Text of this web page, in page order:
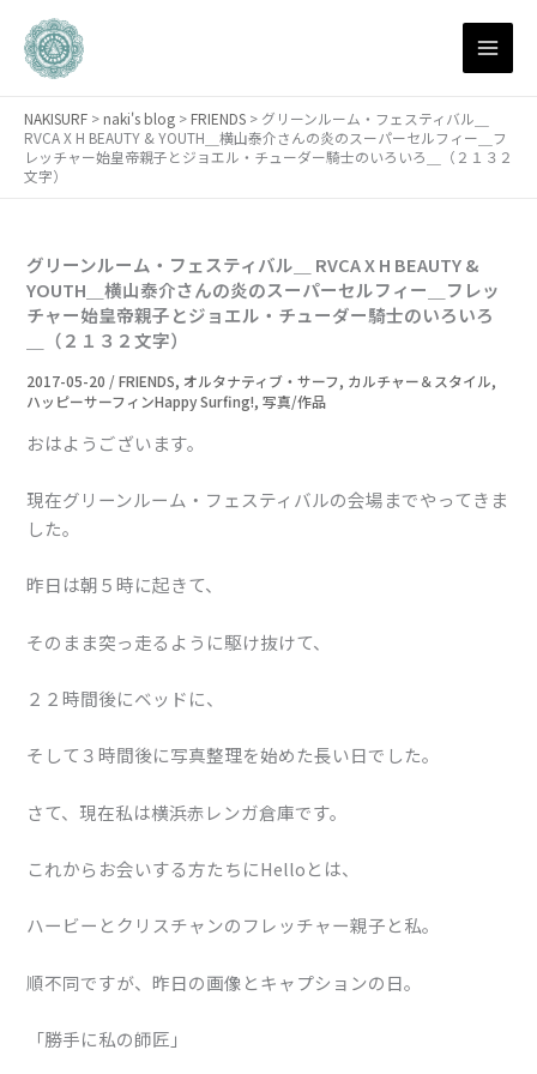
NAKISURF > naki's blog > FRIENDS > グリーンルーム・フェスティバル＿
RVCA X H BEAUTY & YOUTH＿横山泰介さんの炎のスーパーセルフィー＿フ
レッチャー始皇帝親子とジョエル・チューダー騎士のいろいろ＿（２１３２
文字）
グリーンルーム・フェスティバル＿ RVCA X H BEAUTY &
YOUTH＿横山泰介さんの炎のスーパーセルフィー＿フレッ
チャー始皇帝親子とジョエル・チューダー騎士のいろいろ
＿（２１３２文字）
2017-05-20 /FRIENDS, オルタナティブ・サーフ, カルチャー＆スタイル,
ハッピーサーフィンHappy Surfing!,写真/作品
おはようございます。
現在グリーンルーム・フェスティバルの会場までやってきま
した。
昨日は朝５時に起きて、
そのまま突っ走るように駆け抜けて、
２２時間後にベッドに、
そして３時間後に写真整理を始めた長い日でした。
さて、現在私は横浜赤レンガ倉庫です。
これからお会いする方たちにHelloとは、
ハービーとクリスチャンのフレッチャー親子と私。
順不同ですが、昨日の画像とキャプションの日。
「勝手に私の師匠」
別
ア
ー
イ
ブ